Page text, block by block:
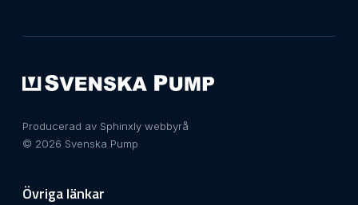
Producerad av Sphinxly webbyrå
© 2026 Svenska Pump
Övriga länkar